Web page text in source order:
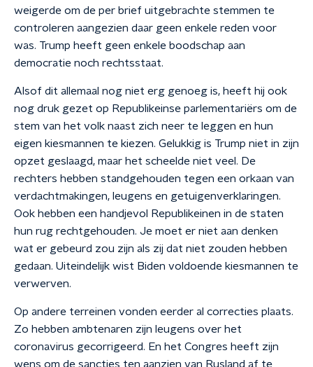
weigerde om de per brief uitgebrachte stemmen te
controleren aangezien daar geen enkele reden voor
was. Trump heeft geen enkele boodschap aan
democratie noch rechtsstaat.
Alsof dit allemaal nog niet erg genoeg is, heeft hij ook
nog druk gezet op Republikeinse parlementariërs om de
stem van het volk naast zich neer te leggen en hun
eigen kiesmannen te kiezen. Gelukkig is Trump niet in zijn
opzet geslaagd, maar het scheelde niet veel. De
rechters hebben standgehouden tegen een orkaan van
verdachtmakingen, leugens en getuigenverklaringen.
Ook hebben een handjevol Republikeinen in de staten
hun rug rechtgehouden. Je moet er niet aan denken
wat er gebeurd zou zijn als zij dat niet zouden hebben
gedaan. Uiteindelijk wist Biden voldoende kiesmannen te
verwerven.
Op andere terreinen vonden eerder al correcties plaats.
Zo hebben ambtenaren zijn leugens over het
coronavirus gecorrigeerd. En het Congres heeft zijn
wens om de sancties ten aanzien van Rusland af te